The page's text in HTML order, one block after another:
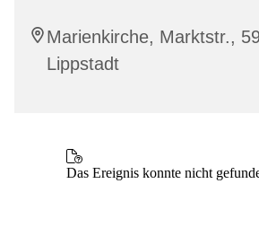
Marienkirche, Marktstr.,
Lippstadt